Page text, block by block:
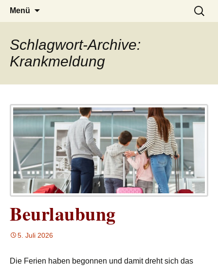
LUCKX
– das Magazin
Menü
Suchen
nach:
Schlagwort-Archive:
Krankmeldung
Beurlaubung
5. Juli 2026
Die Ferien haben begonnen und damit dreht sich das